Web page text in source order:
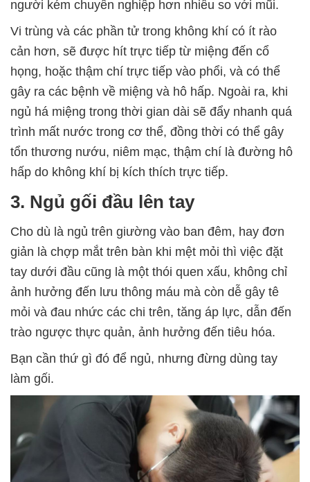
người kém chuyên nghiệp hơn nhiều so với mũi.
Vi trùng và các phần tử trong không khí có ít rào
cản hơn, sẽ được hít trực tiếp từ miệng đến cổ
họng, hoặc thậm chí trực tiếp vào phổi, và có thể
gây ra các bệnh về miệng và hô hấp. Ngoài ra, khi
ngủ há miệng trong thời gian dài sẽ đẩy nhanh quá
trình mất nước trong cơ thể, đồng thời có thể gây
tổn thương nướu, niêm mạc, thậm chí là đường hô
hấp do không khí bị kích thích trực tiếp.
3. Ngủ gối đầu lên tay
Cho dù là ngủ trên giường vào ban đêm, hay đơn
giản là chợp mắt trên bàn khi mệt mỏi thì việc đặt
tay dưới đầu cũng là một thói quen xấu, không chỉ
ảnh hưởng đến lưu thông máu mà còn dễ gây tê
mỏi và đau nhức các chi trên, tăng áp lực, dẫn đến
trào ngược thực quản, ảnh hưởng đến tiêu hóa.
Bạn cần thứ gì đó để ngủ, nhưng đừng dùng tay
làm gối.